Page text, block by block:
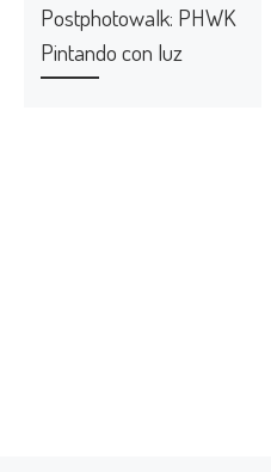
Postphotowalk: PHWK
Pintando con luz